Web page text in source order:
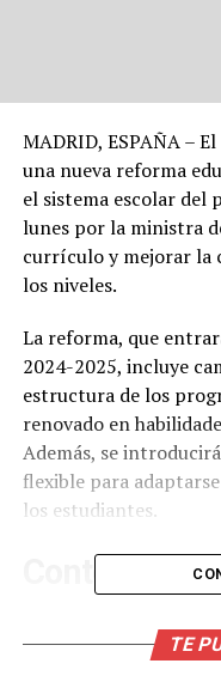
MADRID, ESPAÑA –
una nueva reforma
el sistema escolar del
lunes por la ministra
currículo y mejorar la
los niveles.
La reforma, que
2024-2025, incluye
estructura de los
renovado en
Además, se
flexible para
los estudiantes.
Contexto y
durante años, conTE